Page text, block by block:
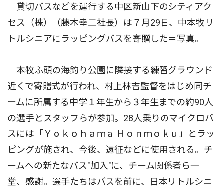
貸切バスなどを運行する中区新山下のシティアク
セス（株）（藤木幸二社長）は７月29日、中本牧リ
トルシニアにラッピングバスを寄贈した＝写真。
本牧ふ頭の海釣り公園に隣接する練習グラウンド
近くで寄贈式が行われ、村上林吉監督をはじめ同チ
ームに所属する中学１年生から３年生までの約90人
の選手とスタッフらが参加。28人乗りのマイクロバ
スには「Ｙｏｋｏｈａｍａ Ｈｏｎｍｏｋｕ」とラッ
ピングが施され、今後、遠征などに使用される。チ
ームへの新たなバス"加入"に、チーム関係者ら一
堂、感謝。選手たちはバスを前に、日本リトルシニ